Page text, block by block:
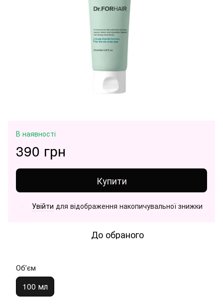
В наявності
390 грн
Купити
Увійти для відображення накопичувальної знижки
До обраного
Обʼєм
100 мл